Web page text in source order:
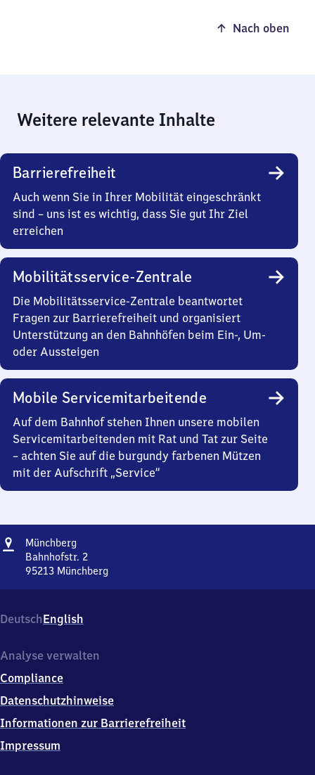
Nach oben
Weitere relevante Inhalte
Barrierefreiheit
Auch wenn Sie in Ihrer Mobilität eingeschränkt
sind – uns ist es wichtig, dass Sie gut Ihr Ziel
erreichen
Mobilitätsservice-Zentrale
Die Mobilitätsservice-Zentrale beantwortet
Fragen zur Barrierefreiheit und organisiert
Unterstützung an den Bahnhöfen beim Ein-, Um-
oder Aussteigen
Mobile Servicemitarbeitende
Auf dem Bahnhof stehen Ihnen unsere mobilen
Servicemitarbeitenden mit Rat und Tat zur Seite
– achten Sie auf die burgundy farbenen Mützen
mit der Aufschrift „Service“
Adresse
Münchberg
Bahnhofstr. 2
95213 Münchberg
2,
9
2
3
Münchberg
DeutschEnglish
Analyse verwalten
Compliance
Datenschutzhinweise
Informationen zur Barrierefreiheit
Impressum